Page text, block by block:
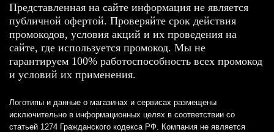
Представленная на сайте информация не является
публичной офертой. Проверяйте срок действия
промокодов, условия акций и их проведения на
сайте, где используется промокод. Мы не
гарантируем 100% работоспособность всех промокод
и условий их применения.
Логотипы и данные о магазинах и сервисах размещены
исключительно в информационных целях в соответствии со
статьей 1274 Гражданского кодекса РФ. Компания не является